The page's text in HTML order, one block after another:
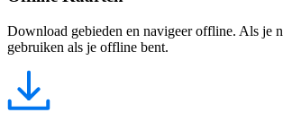
Download gebieden en navigeer offline. Als je
gebruiken als je offline bent.